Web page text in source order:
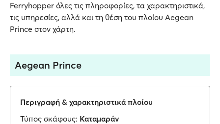
Ferryhopper όλες τις πληροφορίες, τα χαρακτηριστικά,
τις υπηρεσίες, αλλά και τη θέση του πλοίου Aegean
Prince στον χάρτη.
Aegean Prince
Περιγραφή & χαρακτηριστικά πλοίου
Τύπος σκάφους: Καταμαράν